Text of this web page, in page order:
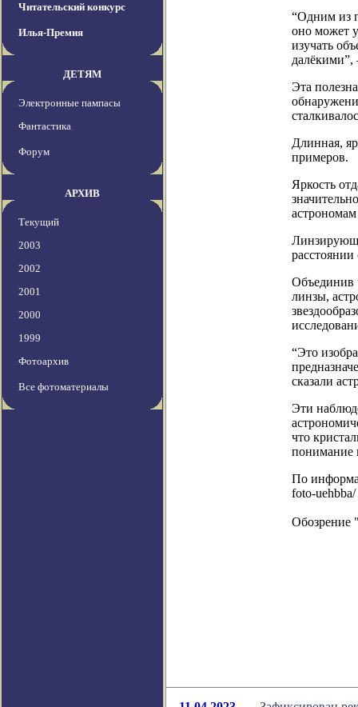
Читательский конкурс
Илья-Премия
ДЕТЯМ
Электронные пампасы
Фантастика
Форум
АРХИВ
Текущий
2003
2002
2001
2000
1999
Фотоархив
Все фотоматериалы
“Одним из
оно может
изучать
далёкими”,
Эта
Длинная,
примеров.
Яркость
Объединив
линзы,
“Это
сказали
Эти
что
понимание
По
foto-uehbba/
Обозрение